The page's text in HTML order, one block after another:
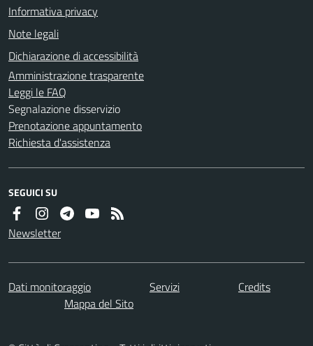
Informativa privacy
Note legali
Dichiarazione di accessibilità
Amministrazione trasparente
Leggi le FAQ
Segnalazione disservizio
Prenotazione appuntamento
Richiesta d'assistenza
SEGUICI SU
Newsletter
Dati monitoraggio Servizi
Credits
Mappa del Sito